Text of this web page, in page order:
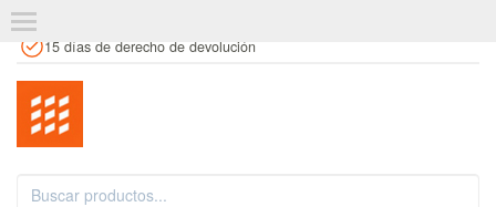
15 días de derecho de devolución